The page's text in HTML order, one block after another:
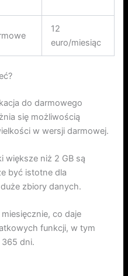
12
euro/miesiąc
do darmowego
się możliwością
w wersji darmowej.
większe niż 2 GB są
być istotne dla
zbiory danych.
co daje
funkcji, w tym
dni.